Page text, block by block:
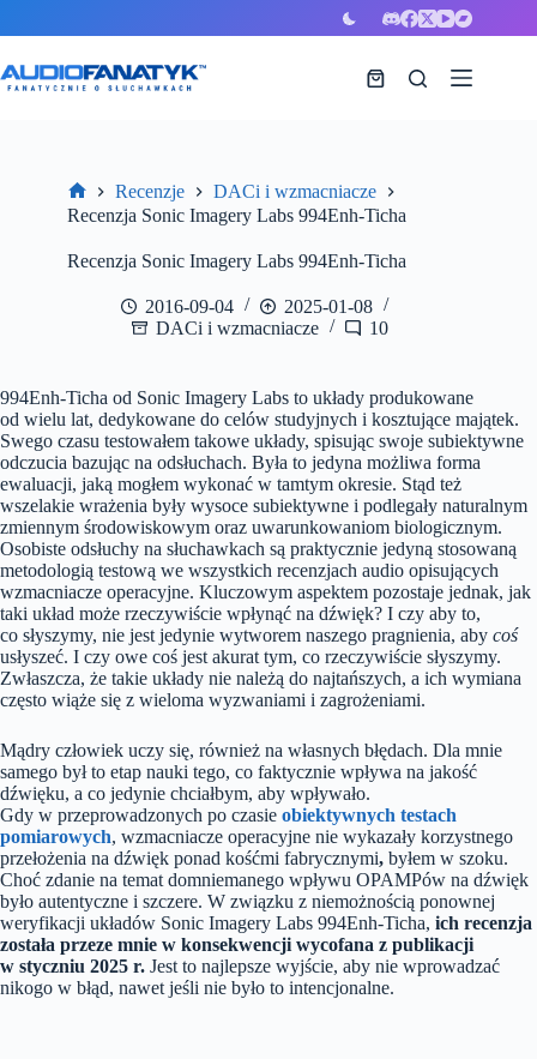
Koszyk
Strona
główna
Recenzje
DACi i wzmacniacze
Recenzja Sonic Imagery Labs 994Enh-Ticha
Recenzja Sonic Imagery Labs 994Enh-Ticha
2016-09-04
2025-01-08
DACi i wzmacniacze
10
994Enh-Ticha od Sonic Imagery Labs to układy produkowane
od wielu lat, dedykowane do celów studyjnych i kosztujące majątek.
Swego czasu testowałem takowe układy, spisując swoje subiektywne
odczucia bazując na odsłuchach. Była to jedyna możliwa forma
ewaluacji, jaką mogłem wykonać w tamtym okresie. Stąd też
wszelakie wrażenia były wysoce subiektywne i podlegały naturalnym
zmiennym środowiskowym oraz uwarunkowaniom biologicznym.
Osobiste odsłuchy na słuchawkach są praktycznie jedyną stosowaną
metodologią testową we wszystkich recenzjach audio opisujących
wzmacniacze operacyjne. Kluczowym aspektem pozostaje jednak, jak
taki układ może rzeczywiście wpłynąć na dźwięk? I czy aby to,
co słyszymy, nie jest jedynie wytworem naszego pragnienia, aby coś
usłyszeć. I czy owe coś jest akurat tym, co rzeczywiście słyszymy.
Zwłaszcza, że takie układy nie należą do najtańszych, a ich wymiana
często wiąże się z wieloma wyzwaniami i zagrożeniami.
Mądry człowiek uczy się, również na własnych błędach. Dla mnie
samego był to etap nauki tego, co faktycznie wpływa na jakość
dźwięku, a co jedynie chciałbym, aby wpływało.
Gdy w przeprowadzonych po czasie obiektywnych testach
pomiarowych, wzmacniacze operacyjne nie wykazały korzystnego
przełożenia na dźwięk ponad kośćmi fabrycznymi, byłem w szoku.
Choć zdanie na temat domniemanego wpływu OPAMPów na dźwięk
było autentyczne i szczere. W związku z niemożnością ponownej
weryfikacji układów Sonic Imagery Labs 994Enh-Ticha, ich recenzja
została przeze mnie w konsekwencji wycofana z publikacji
w styczniu 2025 r. Jest to najlepsze wyjście, aby nie wprowadzać
nikogo w błąd, nawet jeśli nie było to intencjonalne.